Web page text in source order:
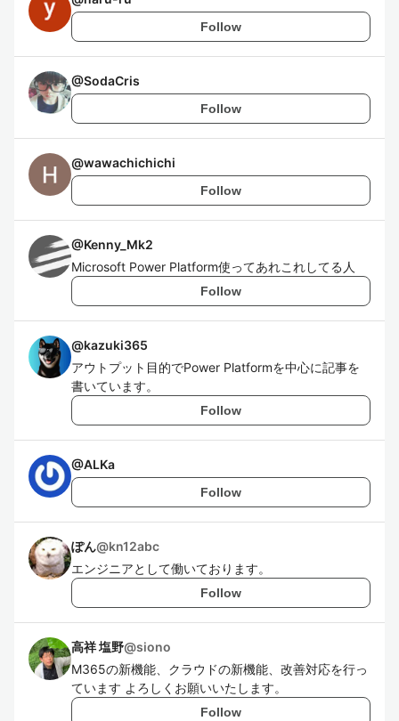
Follow
@SodaCris
Follow
@wawachichichi
Follow
@Kenny_Mk2
Microsoft Power Platform使ってあれこれしてる人
Follow
@kazuki365
アウトプット目的でPower Platformを中心に記事を
書いています。
Follow
@ALKa
Follow
ぽん@kn12abc
エンジニアとして働いております。
Follow
高祥 塩野@siono
M365の新機能、クラウドの新機能、改善対応を行っ
ています よろしくお願いいたします。
Follow